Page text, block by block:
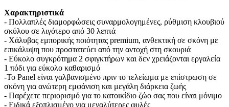
Χαρακτηριστικά
- Πολλαπλές διαμορφώσεις συναρμολογημένες, ρύθμιση κλουβιού
σκύλου σε λιγότερο από 30 λεπτά
- Χάλυβας εμπορικής ποιότητας premium, ανθεκτική σε σκόνη με
επικάλυψη που προστατεύει από την αντοχή στη σκουριά
- Εύκολο συγκρότημα 2 σφιγκτήρων και δεν χρειάζονται εργαλεία
1 πόδι για εύκολο καθαρισμό
-Το Panel είναι γαλβανισμένο πριν το τελείωμα με επίστρωση σε
σκόνη για ανώτερη εμφάνιση και μεγάλη διάρκεια ζωής
- Παρέχετε περιορισμό για το κατοικίδιο ζώο σας που είναι μόνιμο
- Ειδικά εξοπλισμένο για μεγαλύτερες φυλές